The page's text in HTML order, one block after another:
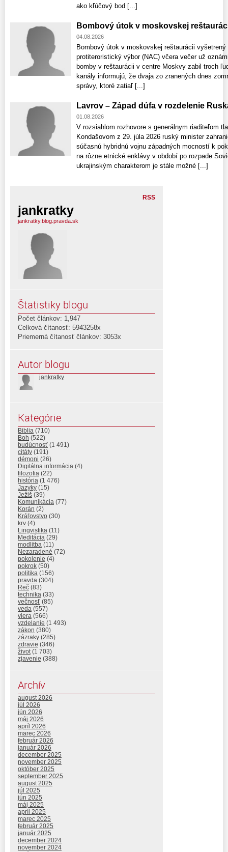
ako kľúčový bod [...]
Bombový útok v moskovskej
04.08.2026
Bombový útok v moskovskej reštaurácii
protiteroristický výbor (NAC) včera večer už
bomby v reštaurácii v centre Moskvy zabil troch
kanály informujú, že dvaja zo zranených dnes
správy, ktoré zatiaľ [...]
Lavrov – Západ dúfa v rozdelenie
01.08.2026
V rozsiahlom rozhovore s generálnym riaditeľom
Kondašovom z 29. júla 2026 ruský minister
súčasnú hybridnú vojnu západných mocností k
na rôzne etnické enklávy v období po rozpade
ukrajinským charakterom je stále možné [...]
RSS
jankratky
jankratky.blog.pravda.sk
Štatistiky blogu
Počet článkov: 1,947
Celková čítanosť: 5943258x
Priemerná čítanosť článkov: 3053x
Autor blogu
jankratky
Kategórie
Biblia (710)
Boh (522)
budúcnosť (1 491)
citáty (191)
démoni (26)
Digitálna informácia (4)
filozofia (22)
história (1 476)
Jazyky (15)
Ježiš (39)
Komunikácia (77)
Korán (2)
Kráľovstvo (30)
krv (4)
Lingvistika (11)
Meditácia (29)
modlitba (11)
Nezaradené (72)
pokolenie (4)
pokrok (50)
politika (156)
pravda (304)
Reč (83)
technika (33)
večnosť (85)
veda (557)
viera (566)
vzdelanie (1 493)
zákon (380)
zázraky (285)
zdravie (346)
život (1 703)
zjavenie (388)
Archív
august 2026
júl 2026
jún 2026
máj 2026
apríl 2026
marec 2026
február 2026
január 2026
december 2025
november 2025
október 2025
september 2025
august 2025
júl 2025
jún 2025
máj 2025
apríl 2025
marec 2025
február 2025
január 2025
december 2024
november 2024